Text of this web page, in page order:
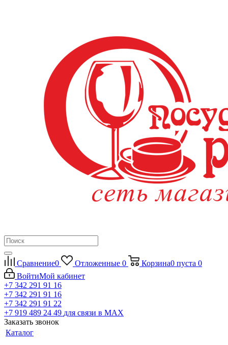
Сравнение0 Отложенные 0 Корзина0 пуста 0
ВойтиМой кабинет
+7 342 291 91 16
+7 342 291 91 16
+7 342 291 91 22
+7 919 489 24 49 для связи в МАХ
Заказать звонок
Каталог